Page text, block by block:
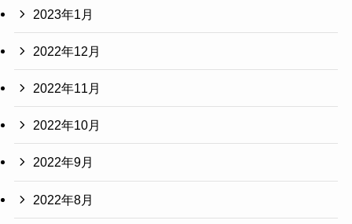
2023年1月
2022年12月
2022年11月
2022年10月
2022年9月
2022年8月